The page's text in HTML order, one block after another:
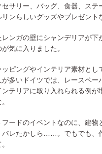
サリー、バッグ、食器、ステ
ンらしいグッズやプレゼン
ンガの壁にシャンデリアが下
気に入りました。
ピングやインテリア素材とし
多いドイツでは、レースペ
テリアに取り入れられる例
ードのイベントなのに、建物
バレたかしら……。でもでも、